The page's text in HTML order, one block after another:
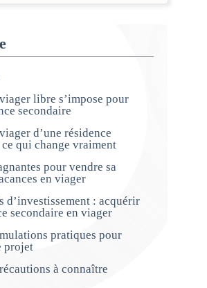
libre s’impose pour
secondaire
d’une résidence
qui change vraiment
pour vendre sa
en viager
d’investissement : acquérir
secondaire en viager
pratiques pour
projet
à connaître